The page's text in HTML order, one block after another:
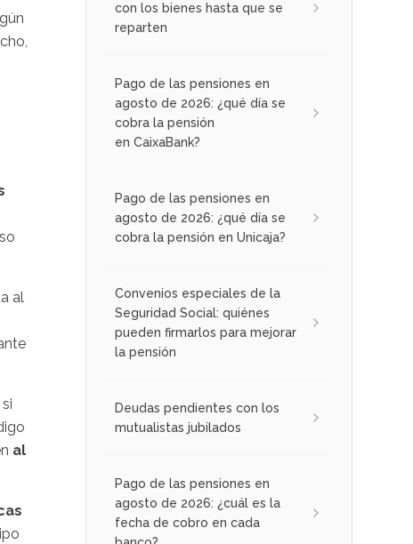
al
al
con los bienes hasta que se
reparten
Pago de las pensiones en
agosto de 2026: ¿qué día se
cobra la pensión
en CaixaBank?
Pago de las pensiones en
agosto de 2026: ¿qué día se
cobra la pensión en Unicaja?
Convenios especiales de la
Seguridad Social: quiénes
pueden firmarlos para mejorar
la pensión
Deudas pendientes con los
mutualistas jubilados
Pago de las pensiones en
agosto de 2026: ¿cuál es la
fecha de cobro en cada